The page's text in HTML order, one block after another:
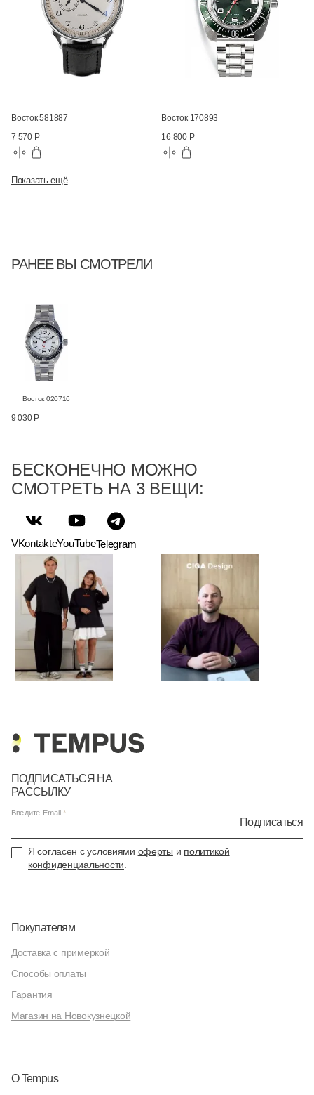
Восток 581887
7 570 Р
Восток 170893
16 800 Р
Показать ещё
РАНЕЕ ВЫ СМОТРЕЛИ
Восток 020716
9 030 Р
БЕСКОНЕЧНО МОЖНО
СМОТРЕТЬ НА 3 ВЕЩИ:
VKontakteYouTubeTelegram
ПОДПИСАТЬСЯ НА
РАССЫЛКУ
Введите Email
Подписаться
Я согласен с условиями оферты и политикой
конфиденциальности
Покупателям
Доставка с примеркой
Способы оплаты
Гарантия
Магазин на Новокузнецкой
О Tempus